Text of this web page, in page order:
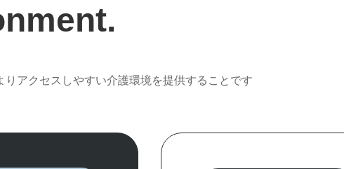
りアクセスしやすい介護環境を提供することです